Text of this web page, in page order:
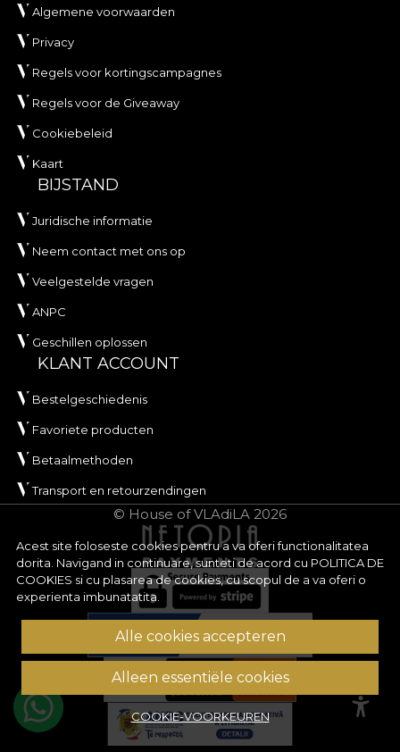
Acest site foloseste cookies pentru a va oferi functionalitatea
dorita. Navigand in continuare, sunteti de acord cu POLITICA DE
COOKIES si cu plasarea de cookies, cu scopul de a va oferi o
experienta imbunatatita.
Alle cookies accepteren
Alleen essentiële cookies
COOKIE-VOORKEUREN
Algemene voorwaarden
Privacy
Regels voor kortingscampagnes
Regels voor de Giveaway
Cookiebeleid
Kaart
BIJSTAND
Juridische informatie
Neem contact met ons op
Veelgestelde vragen
ANPC
Geschillen oplossen
KLANT ACCOUNT
Bestelgeschiedenis
Favoriete producten
Betaalmethoden
Transport en retourzendingen
© House of VLAdiLA 2026